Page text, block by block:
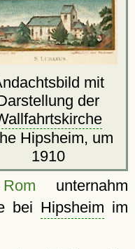
mit
der
Hipsheim, um
1910
unternahm
bei Hipsheim im